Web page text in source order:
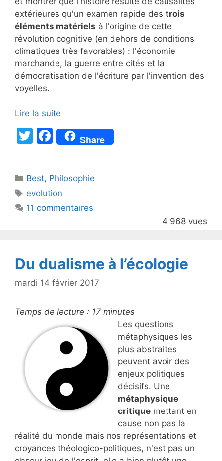
extérieures qu'un examen rapide des trois
éléments matériels à l'origine de cette
révolution cognitive (en dehors de conditions
climatiques très favorables) : l'économie
marchande, la guerre entre cités et la
démocratisation de l'écriture par l'invention des
voyelles.
Lire la suite
T
er
F
a
e
b
o
Share
Catégories
Best, Philosophie
Étiquettes
evolution
11 commentaires
4 968 vues
Du dualisme à l’écologie
mardi 14 février 2017
Temps de lecture : 17 minutes
Les questions
métaphysiques les
plus abstraites
peuvent avoir des
enjeux politiques
décisifs. Une
métaphysique
critique mettant en
cause non pas la
réalité du monde mais nos représentations et
croyances théologico-politiques, n'est pas un